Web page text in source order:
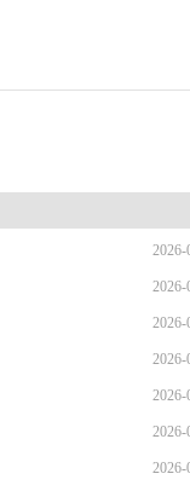
2026-
2026-
2026-
2026-
2026-
2026-
2026-